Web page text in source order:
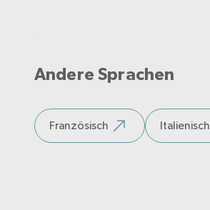
Andere Sprachen
Französisch Italienisch